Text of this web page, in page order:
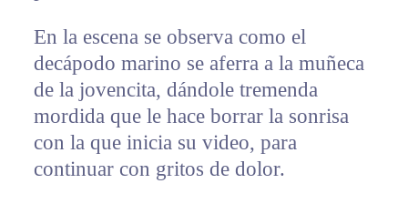
En la escena se observa como el
decápodo marino se aferra a la muñeca
de la jovencita, dándole tremenda
mordida que le hace borrar la sonrisa
con la que inicia su video, para
continuar con gritos de dolor.